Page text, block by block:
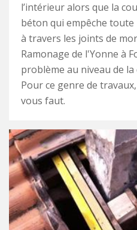
l’intérieur alors que la
béton qui empêche
à travers les joints de
Ramonage de l'Yonne à
problème au niveau de
Pour ce genre de travaux,
vous faut.